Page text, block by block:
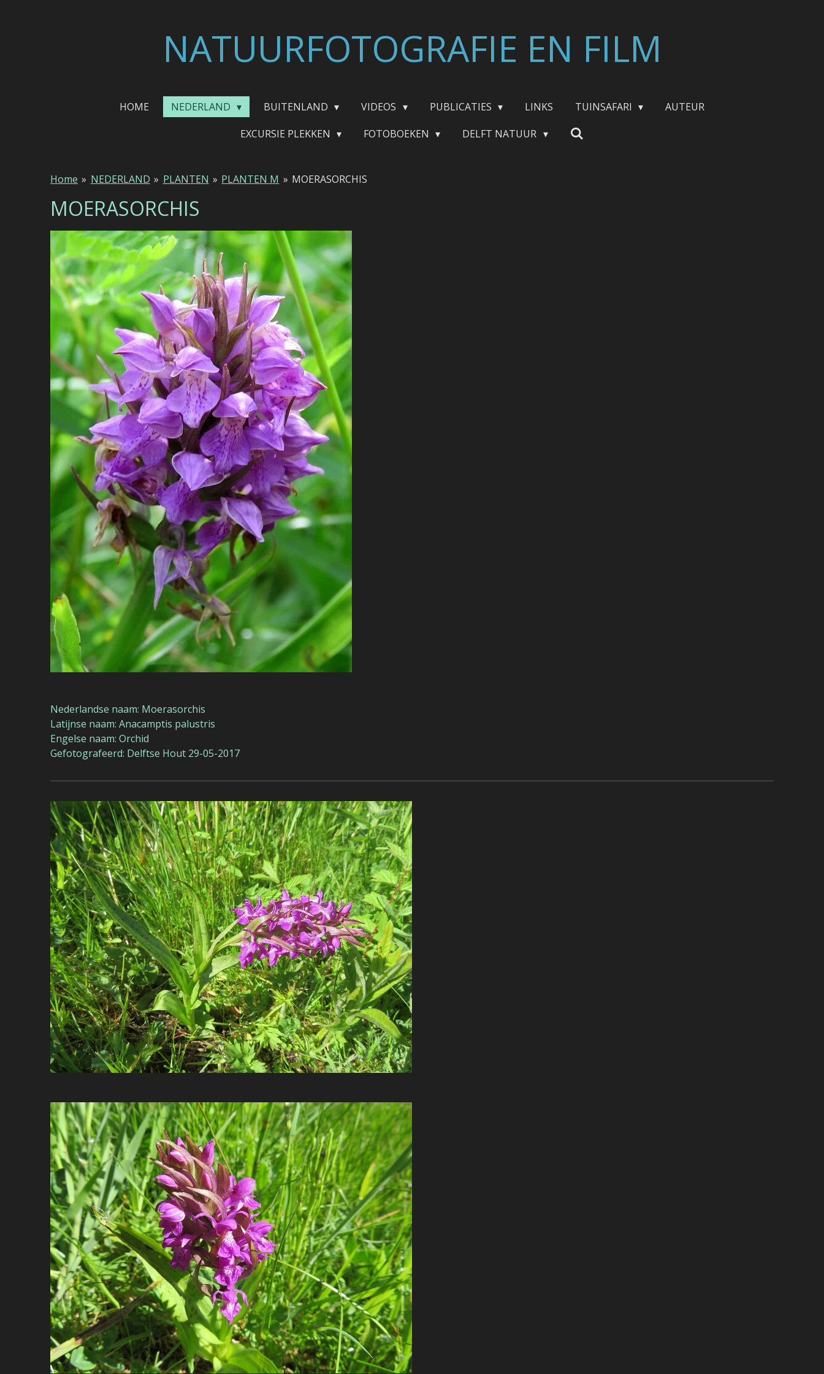
NATUURFOTOGRAFIE EN FILM
HOME NEDERLAND BUITENLAND VIDEOS PUBLICATIES LINKS TUINSAFARI
AUTEUR
EXCURSIE PLEKKEN
FOTOBOEKEN DELFT NATUUR
Home » NEDERLAND » PLANTEN » PLANTEN M » MOERASORCHIS
MOERASORCHIS
Nederlandse naam: Moerasorchis
Latijnse naam: Anacamptis palustris
Engelse naam: Orchid
Gefotografeerd: Delftse Hout 29-05-2017